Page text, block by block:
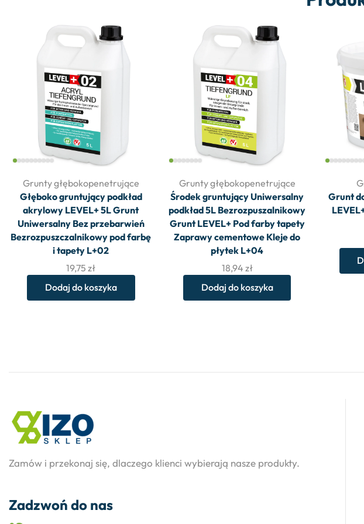
Grunty głębokopenetrujące
Głęboko gruntujący podkład
akrylowy LEVEL+ 5L Grunt
Uniwersalny Bez przebarwień
Bezrozpuszczalnikowy pod farbę
i tapety L+02
19,75zł
Dodaj do koszyka
Grunty głębokopenetrujące
Środek gruntujący Uniwersalny
podkład 5L Bezrozpuszalnikowy
Grunt LEVEL+ Pod farby tapety
Zaprawy cementowe Kleje do
płytek L+04
18,94 zł
Dodaj do koszyka
Grunt
Zamów i przekonaj się, dlaczego klienci wybierają nasze produkty.
Zadzwoń do nas